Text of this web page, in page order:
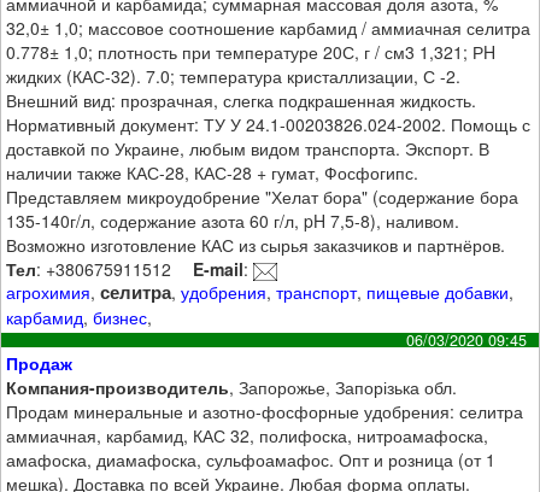
32,0± 1,0; массовое соотношение карбамид / аммиачная селитра
0.778± 1,0; плотность при температуре 20С, г / см3 1,321; РH
жидких (КАС-32). 7.0; температура кристаллизации, С -2.
Внешний вид: прозрачная, слегка подкрашенная жидкость.
Нормативный документ: ТУ У 24.1-00203826.024-2002. Помощь с
доставкой по Украине, любым видом транспорта. Экспорт. В
наличии также КАС-28, КАС-28 + гумат, Фосфогипс.
Представляем микроудобрение "Хелат бора" (содержание бора
135-140г/л, содержание азота 60 г/л, pH 7,5-8), наливом.
Возможно изготовление КАС из сырья заказчиков и партнёров.
Тел: +380675911512 E-mail:
агрохимия,селитра,удобрения,транспорт, пищевые добавки,
карбамид,бизнес,
06/03/2020 09:45
Продаж
Компания-производитель, Запорожье, Запорізька обл.
Продам минеральные и азотно-фосфорные удобрения: селитра
аммиачная, карбамид, КАС 32, полифоска, нитроамафоска,
амафоска, диамафоска, сульфоамафос. Опт и розница (от 1
мешка). Доставка по всей Украине. Любая форма оплаты.